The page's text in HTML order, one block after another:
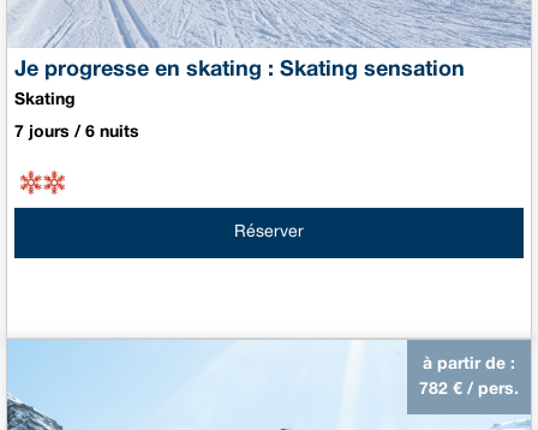
Je progresse en skating : Skating sensation
Skating
7 jours / 6 nuits
Réserver
à partir de :
782 € / pers.